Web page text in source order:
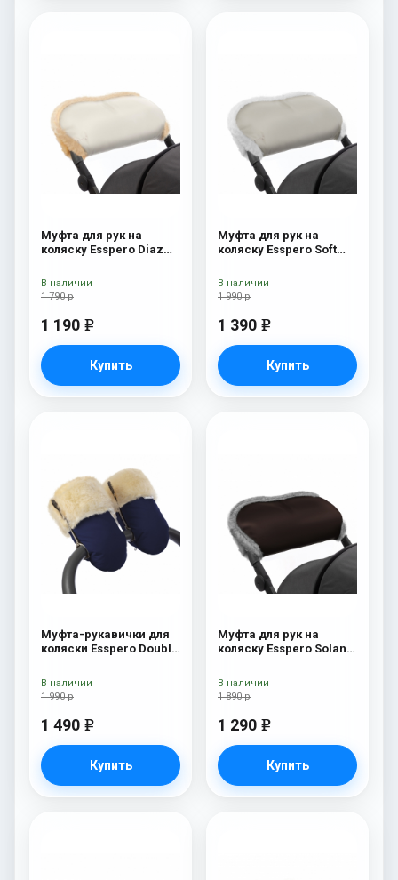
Муфта для рук на
коляску Esspero Diaz
Beige
1 790 р
1 190 e
Купить
В наличии
Муфта для рук на
коляску Esspero Soft
1 990 р
1 390 e
Купить
В наличии
Муфта-рукавички для
коляски Esspero Double
Navy
1 990 р
1 490 e
Купить
В наличии
Муфта для рук на
коляску Esspero Solana
Brown
1 890 р
1 290 e
Купить
В наличии